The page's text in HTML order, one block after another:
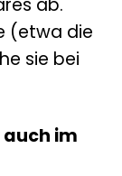
ab.
(etwa die
sie bei
im